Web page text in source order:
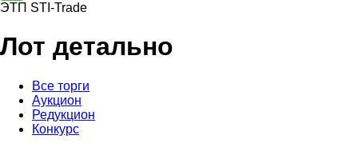
ЭТП STI-Trade
Лот детально
Все торги
Аукцион
Редукцион
Конкурс